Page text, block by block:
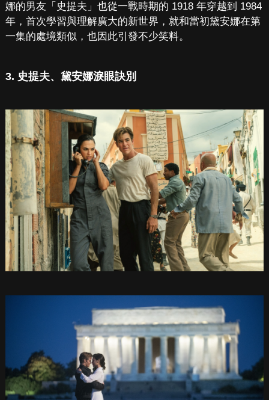
娜的男友「史提夫」也從一戰時期的 1918 年穿越到 1984
年，首次學習與理解廣大的新世界，就和當初黛安娜在第
一集的處境類似，也因此引發不少笑料。
3. 史提夫、黛安娜淚眼訣別